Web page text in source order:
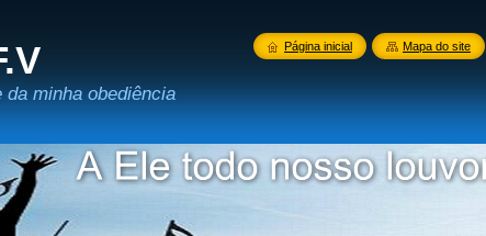
minha obediência
Página inicial Mapa do site